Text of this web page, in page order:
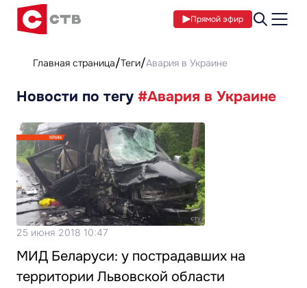
Прямой эфир
Главная страница Теги Авария в Украине
Новости по тегу #Авария в Украине
25 июня 2018 10:47
МИД Беларуси: у пострадавших на
территории Львовской области